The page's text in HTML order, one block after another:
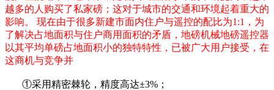
越多的人购买了私家磅；这对于城市的交通和环境起着重大的
影响。 现在由于很多新建市面内住户与遥控的配比为1:1，为
了解决占地面积与住户商用面积的矛盾，地磅机械地磅遥控器
以其平均单磅占地面积小的独特特性，已被广大用户接受，在
这商机与竞争并
①采用精密棘轮，精度高达±3%；